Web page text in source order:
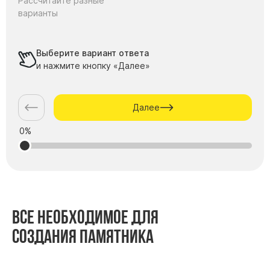
варианты
Выберите вариант ответа
и нажмите кнопку «Далее»
Далее
Все необходимое для
создания памятника